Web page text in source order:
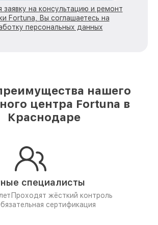
заявку на консультацию и ремонт
Fortuna, Вы соглашаетесь на
персональных данных
нашего
центра Fortuna в
Краснодаре
специалисты
Проходят жёсткий контроль
сертификация